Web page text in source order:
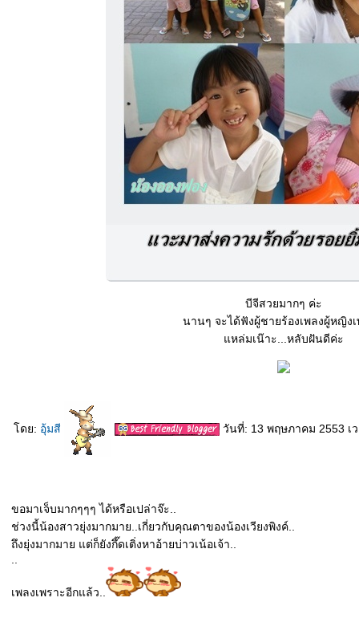
บีจีสวยมากๆ ค่ะ
นานๆ จะได้ฟังผู้ชายร้องเพลงผู้หญิง
หล่มเน๊าะ...หลับฝันดีค่ะ
ดย: อุ้มสี วันที่: 13 พฤษภาคม 2553 เ
ขอมาเจ็บมากๆๆๆ ได้หรือเปล่าจ๊ะ..
ช่วงนี้น้องสาวยุ่งมากมาย..เกี่ยวกับคุณตาของน้องเวียงพิงค์..
ถึงยุ่งมากมาย แต่ก็ยังกึ๊ดเติ่งหาอ้ายบ่าวเน้อเจ้า..
เพลงเพราะอีกแล้ว..